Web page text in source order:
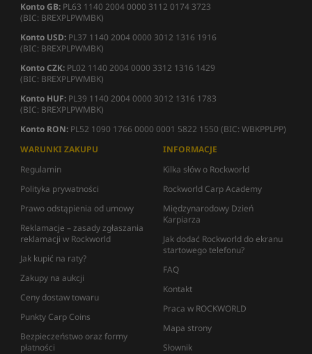
Konto GB: PL63 1140 2004 0000 3112 0174 3723
(BIC: BREXPLPWMBK)
Konto USD: PL37 1140 2004 0000 3012 1316 1916
(BIC: BREXPLPWMBK)
Konto CZK: PL02 1140 2004 0000 3312 1316 1429
(BIC: BREXPLPWMBK)
Konto HUF: PL39 1140 2004 0000 3012 1316 1783
(BIC: BREXPLPWMBK)
Konto RON: PL52 1090 1766 0000 0001 5822 1550 (BIC: WBKPPLPP)
WARUNKI ZAKUPU
Regulamin
Polityka prywatności
Prawo odstąpienia od umowy
Reklamacje – zasady zgłaszania
reklamacji w Rockworld
Jak kupić na raty?
Zakupy na aukcji
Ceny dostaw towaru
Punkty Carp Coins
Bezpieczeństwo oraz formy
płatności
INFORMACJE
Kilka słów o Rockworld
Rockworld Carp Academy
Międzynarodowy Dzień
Karpiarza
Jak dodać Rockworld do ekranu
startowego telefonu?
FAQ
Kontakt
Praca w ROCKWORLD
Mapa strony
Słownik